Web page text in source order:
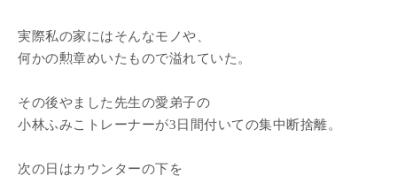
実際私の家にはそんなモノや、
何かの勲章めいたもので溢れていた。
その後やました先生の愛弟子の
小林ふみこトレーナーが3日間付いての集中断捨離。
次の日はカウンターの下を